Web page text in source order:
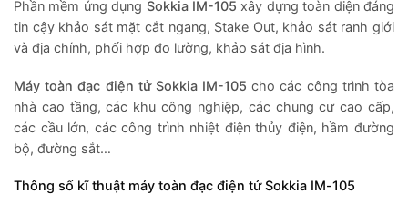
Phần mềm ứng dụng Sokkia IM-105 xây dựng toàn diện đáng
tin cậy khảo sát mặt cắt ngang, Stake Out, khảo sát ranh giới
và địa chính, phối hợp đo lường, khảo sát địa hình.
Máy toàn đạc điện tử Sokkia IM-105cho các công trình tòa
nhà cao tầng, các khu công nghiệp, các chung cư cao cấp,
các cầu lớn, các công trình nhiệt điện thủy điện, hầm đường
bộ, đường sắt…
Thông số kĩ thuật máy toàn đạc điện tử Sokkia IM-105